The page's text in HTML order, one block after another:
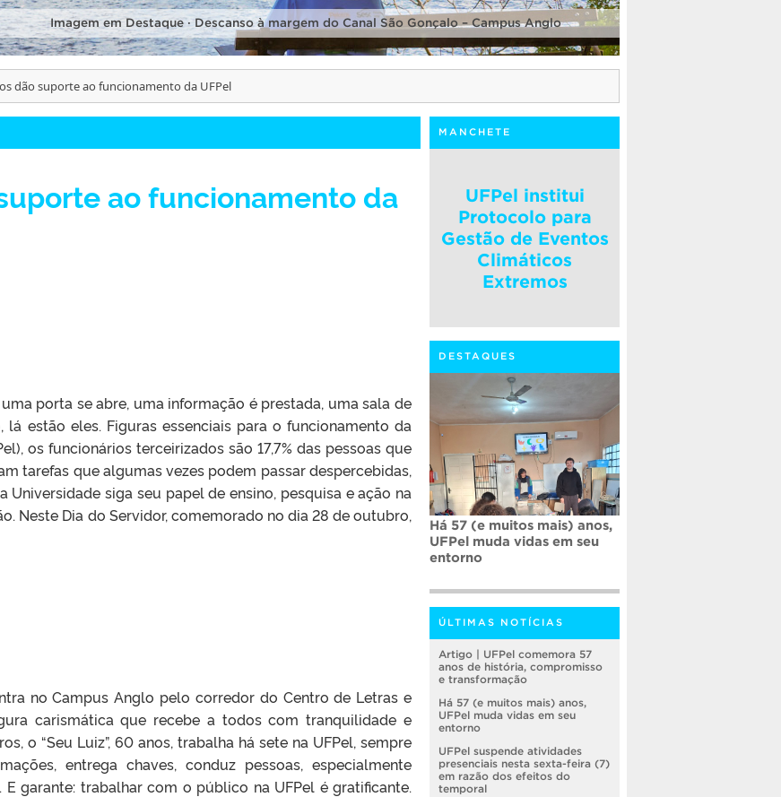
Imagem em Destaque · Descanso à margem do Canal São Gonçalo – Campus Anglo
dão suporte ao funcionamento da UFPel
ao funcionamento da
porta se abre, uma informação é prestada, uma sala de
estão eles. Figuras essenciais para o funcionamento da
os funcionários terceirizados são 17,7% das pessoas que
tarefas que algumas vezes podem passar despercebidas,
Universidade siga seu papel de ensino, pesquisa e ação na
Neste Dia do Servidor, comemorado no dia 28 de outubro,
no Campus Anglo pelo corredor do Centro de Letras e
carismática que recebe a todos com tranquilidade e
o “Seu Luiz”, 60 anos, trabalha há sete na UFPel, sempre
entrega chaves, conduz pessoas, especialmente
garante: trabalhar com o público na UFPel é gratificante.
MANCHETE
UFPel institui
Protocolo para
Gestão de Eventos
Climáticos
Extremos
DESTAQUES
Há 57 (e muitos mais) anos,
UFPel muda vidas em seu
entorno
ÚLTIMAS NOTÍCIAS
Artigo | UFPel comemora 57
anos de história, compromisso
e transformação
Há 57 (e muitos mais) anos,
UFPel muda vidas em seu
entorno
UFPel suspende atividades
presenciais nesta sexta-feira (7)
em razão dos efeitos do
temporal